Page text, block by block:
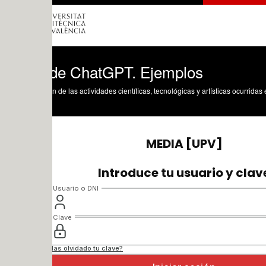
ChatGPT. Ejemplos
de las actividades científicas, tecnológicas y artísticas ocurridas en los tres